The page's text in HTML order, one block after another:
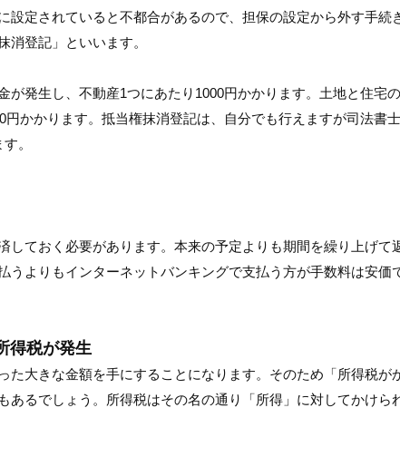
設定されていると不都合があるので、担保の設定から外す手続
消登記」といいます。
が発生し、不動産1つにあたり1000円かかります。土地と住宅
かかります。抵当権抹消登記は、自分でも行えますが司法書
。
しておく必要があります。本来の予定よりも期間を繰り上げて
よりもインターネットバンキングで支払う方が手数料は安価
得税が発生
た大きな金額を手にすることになります。そのため「所得税が
あるでしょう。所得税はその名の通り「所得」に対してかけら